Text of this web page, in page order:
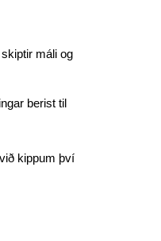
máli og
berist til
kippum því